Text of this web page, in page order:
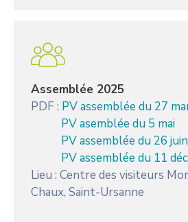
Assemblée 2025
PDF : PV assemblée du 27
PV asemblée du 5 mai
PV assemblée du 26 juin
PV assemblée du 11
Lieu : Centre des visiteurs
Chaux, Saint-Ursanne